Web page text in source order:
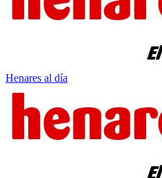
Henares al día